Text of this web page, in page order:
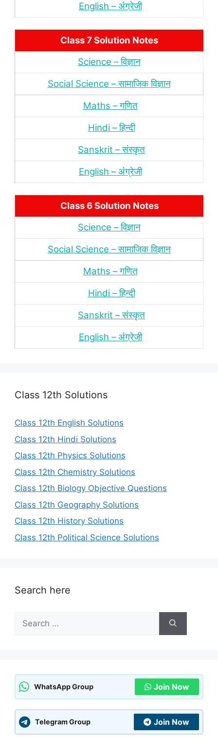
English – अंंग्रेजी
Class 7 Solution Notes
Science – विज्ञान
Social Science – सामाजिक विज्ञान
Maths – गणित
Hindi – हिन्‍दी
Sanskrit – संस्‍कृत
English – अंंग्रेजी
Class 6 Solution Notes
Science – विज्ञान
Social Science – सामाजिक विज्ञान
Maths – गणित
Hindi – हिन्‍दी
Sanskrit – संस्‍कृत
English – अंंग्रेजी
Class 12th Solutions
Class 12th English Solutions
Class 12th Hindi Solutions
Class 12th Physics Solutions
Class 12th Chemistry Solutions
Class 12th Biology Objective Questions
Class 12th Geography Solutions
Class 12th History Solutions
Class 12th Political Science Solutions
Search here
for:
WhatsApp Group Join Now
Telegram Group Join Now